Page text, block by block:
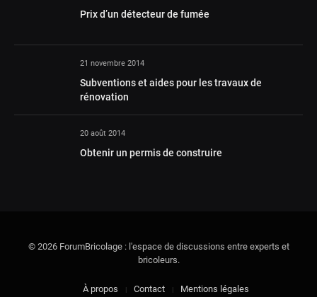
Prix d’un détecteur de fumée
21 novembre 2014
Subventions et aides pour les travaux de
rénovation
20 août 2014
Obtenir un permis de construire
© 2026 ForumBricolage : l'espace de discussions entre experts et
bricoleurs.
À propos Contact Mentions légales